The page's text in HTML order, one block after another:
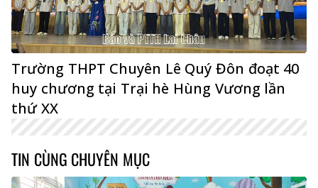
Trường THPT Chuyên Lê Quý Đôn đoạt 40
huy chương tại Trại hè Hùng Vương lần
thứ XX
TIN CÙNG CHUYÊN MỤC